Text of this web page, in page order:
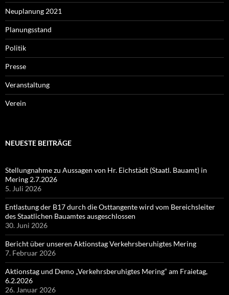
Neuplanung 2021
Planungsstand
Politik
Presse
Veranstaltung
Verein
NEUESTE BEITRÄGE
Stellungnahme zu Aussagen von Hr. Eichstädt (Staatl. Bauamt) in
Mering 2.7.2026
5. Juli 2026
Entlastung der B17 durch die Osttangente wird vom Bereichsleiter
des Staatlichen Bauamtes ausgeschlossen
30. Juni 2026
Bericht über unseren Aktionstag Verkehrsberuhigtes Mering
7. Februar 2026
Aktionstag und Demo „Verkehrsberuhigtes Mering“ am Fraietag,
6.2.2026
26. Januar 2026